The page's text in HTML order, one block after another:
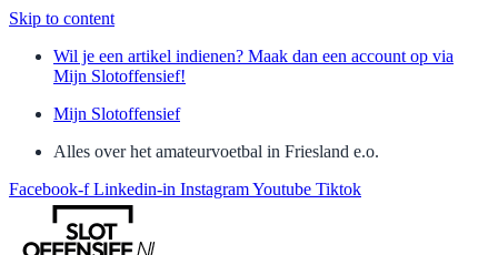
Skip to content
Wil je een artikel indienen? Maak dan een account op via
Mijn Slotoffensief!
Mijn Slotoffensief
Alles over het amateurvoetbal in Friesland e.o.
Facebook-f Linkedin-in InstagramYoutube Tiktok